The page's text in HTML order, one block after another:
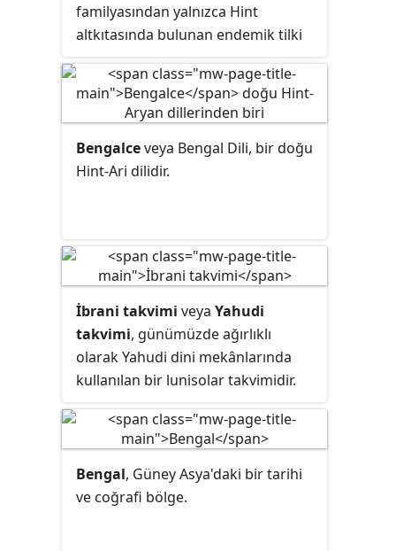
familyasından yalnızca Hint
altkıtasında bulunan endemik tilki
Bengalceveya Bengal Dili, bir doğu
Hint-Ari dilidir.
İbrani takvimi veya Yahudi
takvimi, günümüzde ağırlıklı
olarak Yahudi dini mekânlarında
kullanılan bir lunisolar takvimidir.
Tora bölümlerini, yahrzeitleri ve
günlük Mezmur okumalarını, birçok
tören kullanımı arasında uygun
şekilde okur. İsrail'de yalnızca dini
Bengal, Güney Asya'daki bir tarihi
ve coğrafi bölge.